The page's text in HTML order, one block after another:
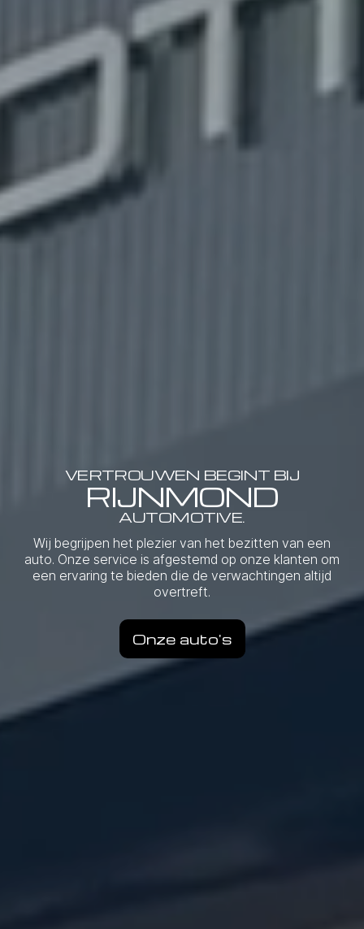
VERTROUWEN BEGINT BIJ
RIJNMOND
AUTOMOTIVE.
Wij begrijpen het plezier van het bezitten van een
auto. Onze service is afgestemd op onze klanten om
een ervaring te bieden die de verwachtingen altijd
overtreft.
Onze auto's